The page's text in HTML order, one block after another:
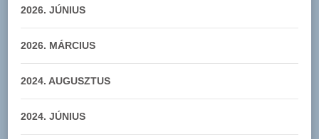
2026. JÚNIUS
2026. MÁRCIUS
2024. AUGUSZTUS
2024. JÚNIUS